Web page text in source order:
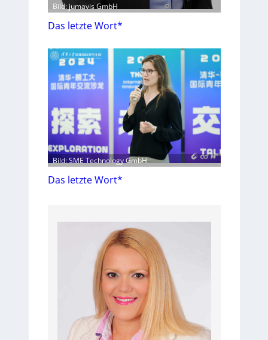
Bild: jumavis GmbH
Das letzte Wort*
Bild: SME Technology GmbH
Das letzte Wort*